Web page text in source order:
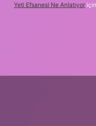
Yeti Efsanesi Ne Anlatıyor için